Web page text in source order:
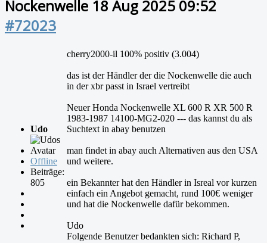
Nockenwelle 18 Aug 2025 09:52
#72023
Udo
Offline
Beiträge:
805
cherry2000-il 100% positiv (3.004)
das ist der Händler der die Nockenwelle die auch
in der xbr passt in Israel vertreibt
Neuer Honda Nockenwelle XL 600 R XR 500 R
1983-1987 14100-MG2-020 --- das kannst du als
Suchtext in abay benutzen
man findet in abay auch Alternativen aus den USA
und weitere.
ein Bekannter hat den Händler in Isreal vor kurzen
einfach ein Angebot gemacht, rund 100€ weniger
und hat die Nockenwelle dafür bekommen.
Udo
Folgende Benutzer bedankten sich: Richard P,